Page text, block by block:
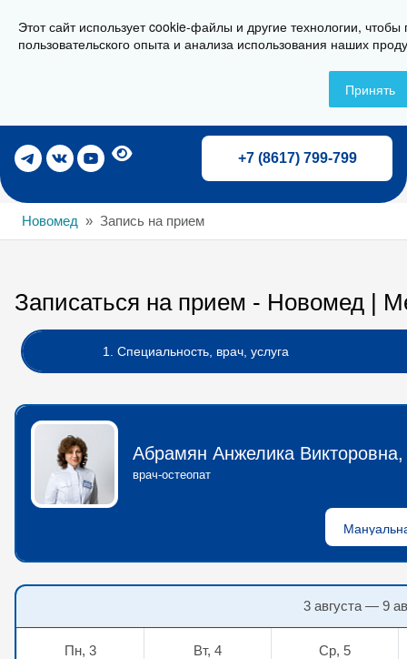
Этот сайт использует cookie-файлы и другие технологии,
пользовательского опыта и анализа использования наших
Принять
г. Новороссийск, ул. Свердлова 36А
Записаться на прием
+7 (8617) 799-799
Новомед Запись на прием
Записаться на прием - Новомед |
1. Специальность, врач, услуга
Абрамян Анжелика
врач-остеопат
3 августа — 9
Пн, 3 Вт, 4 Ср, 5